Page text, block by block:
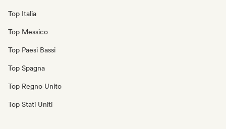
Top Italia
Top Messico
Top Paesi Bassi
Top Spagna
Top Regno Unito
Top Stati Uniti